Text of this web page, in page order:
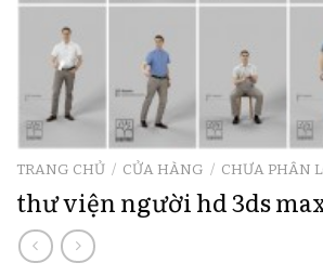
TRANG CHỦ / CỬA HÀNG / CHƯA PHÂN
thư viện người hd 3ds